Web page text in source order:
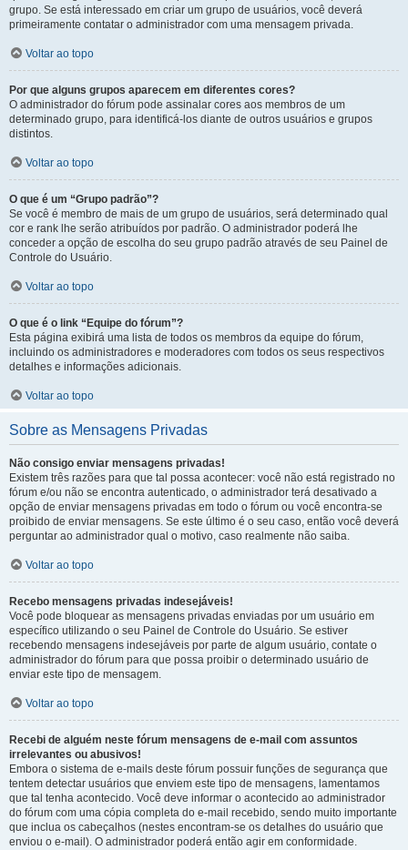
grupo. Se está interessado em criar um grupo de usuários, você deverá
primeiramente contatar o administrador com uma mensagem privada.
Voltar ao topo
Por que alguns grupos aparecem em diferentes cores?
O administrador do fórum pode assinalar cores aos membros de um
determinado grupo, para identificá-los diante de outros usuários e grupos
distintos.
Voltar ao topo
O que é um “Grupo padrão”?
Se você é membro de mais de um grupo de usuários, será determinado qual
cor e rank lhe serão atribuídos por padrão. O administrador poderá lhe
conceder a opção de escolha do seu grupo padrão através de seu Painel de
Controle do Usuário.
Voltar ao topo
O que é o link “Equipe do fórum”?
Esta página exibirá uma lista de todos os membros da equipe do fórum,
incluindo os administradores e moderadores com todos os seus respectivos
detalhes e informações adicionais.
Voltar ao topo
Sobre as Mensagens Privadas
Não consigo enviar mensagens privadas!
Existem três razões para que tal possa acontecer: você não está registrado no
fórum e/ou não se encontra autenticado, o administrador terá desativado a
opção de enviar mensagens privadas em todo o fórum ou você encontra-se
proibido de enviar mensagens. Se este último é o seu caso, então você deverá
perguntar ao administrador qual o motivo, caso realmente não saiba.
Voltar ao topo
Recebo mensagens privadas indesejáveis!
Você pode bloquear as mensagens privadas enviadas por um usuário em
específico utilizando o seu Painel de Controle do Usuário. Se estiver
recebendo mensagens indesejáveis por parte de algum usuário, contate o
administrador do fórum para que possa proibir o determinado usuário de
enviar este tipo de mensagem.
Voltar ao topo
Recebi de alguém neste fórum mensagens de e-mail com assuntos
irrelevantes ou abusivos!
Embora o sistema de e-mails deste fórum possuir funções de segurança que
tentem detectar usuários que enviem este tipo de mensagens, lamentamos
que tal tenha acontecido. Você deve informar o acontecido ao administrador
do fórum com uma cópia completa do e-mail recebido, sendo muito importante
que inclua os cabeçalhos (nestes encontram-se os detalhes do usuário que
enviou o e-mail). O administrador poderá então agir em conformidade.